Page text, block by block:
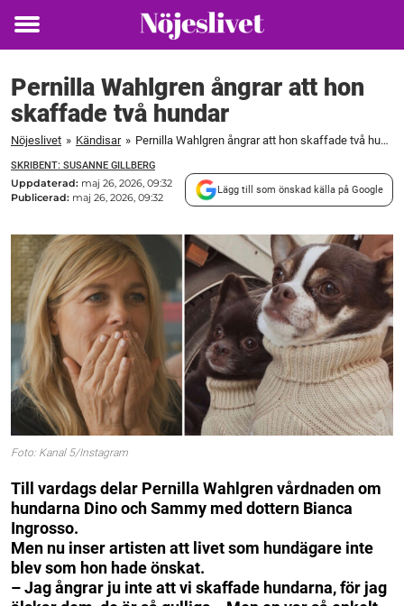
Toggle
Pernilla Wahlgren ångrar att hon
skaffade två hundar
Nöjeslivet » Kändisar » Pernilla Wahlgren ångrar att hon skaffade två hundar
SKRIBENT: SUSANNE GILLBERG
Uppdaterad: maj 26, 2026, 09:32
Publicerad: maj 26, 2026, 09:32
Lägg till som önskad källa på Google
Foto: Kanal 5/Instagram
Till vardags delar Pernilla Wahlgren vårdnaden om
hundarna Dino och Sammy med dottern Bianca
Ingrosso.
Men nu inser artisten att livet som hundägare inte
blev som hon hade önskat.
– Jag ångrar ju inte att vi skaffade hundarna, för jag